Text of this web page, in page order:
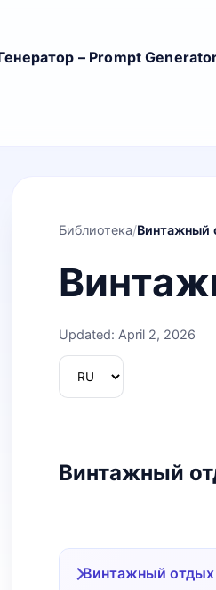
– Prompt
Библиотека/Винтажный
Updated: April 2, 2026
Винтажный
Винтажный отдых